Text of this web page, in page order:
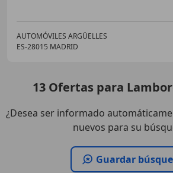
AUTOMÓVILES ARGÜELLES
ES-28015 MADRID
13 Ofertas para
¿Desea ser informado
nuevos para su
Guardar